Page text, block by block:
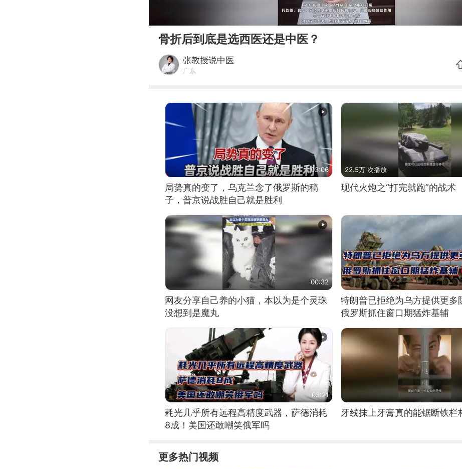
骨折后到底是选西医还是中医？
张教授说中医
广东
03:06
局势真的变了，乌克兰念了俄罗斯的稿
子，普京说战胜自己就是胜利
22.5万 次播放
现代火炮之“打完就跑”的战术
00:32
网友分享自己养的小猫，本以为是个灵珠
没想到是魔丸
特朗普已拒绝为乌方提供更多
俄罗斯抓住窗口期猛炸基辅
03:21
耗光几乎所有远程高精度武器，萨德消耗
8成！美国还敢嘲笑俄军吗
牙线抹上牙膏真的能锯断铁栏
更多热门视频